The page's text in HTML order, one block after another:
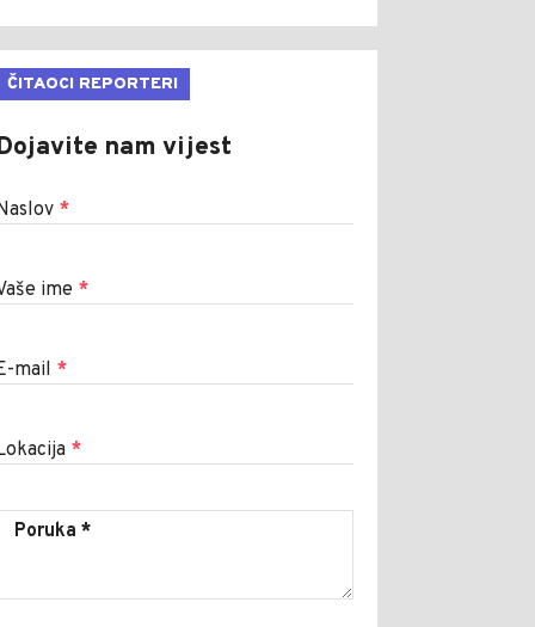
ČITAOCI REPORTERI
nam vijest
*
ime *
mail *
*